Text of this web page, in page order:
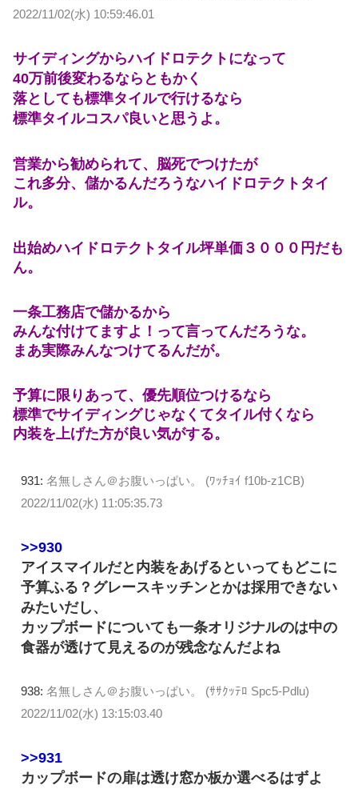
2022/11/02(水) 10:59:46.01
サイディングからハイドロテクトになって
40万前後変わるならともかく
落としても標準タイルで行けるなら
標準タイルコスパ良いと思うよ。
営業から勧められて、脳死でつけたが
これ多分、儲かるんだろうなハイドロテクトタイ
ル。
出始めハイドロテクトタイル坪単価３０００円だも
ん。
一条工務店で儲かるから
みんな付けてますよ！って言ってんだろうな。
まあ実際みんなつけてるんだが。
予算に限りあって、優先順位つけるなら
標準でサイディングじゃなくてタイル付くなら
内装を上げた方が良い気がする。
931: 名無しさん＠お腹いっぱい。 (ﾜｯﾁｮｲ f10b-z1CB)
2022/11/02(水) 11:05:35.73
>>930
アイスマイルだと内装をあげるといってもどこに
予算ふる？グレースキッチンとかは採用できない
みたいだし、
カップボードについても一条オリジナルのは中の
食器が透けて見えるのが残念なんだよね
938: 名無しさん＠お腹いっぱい。 (ｻｻｸｯﾃﾛ Spc5-Pdlu)
2022/11/02(水) 13:15:03.40
>>931
カップボードの扉は透け窓か板か選べるはずよ